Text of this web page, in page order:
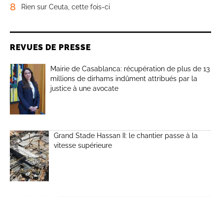
8 Rien sur Ceuta, cette fois-ci
REVUES DE PRESSE
Mairie de Casablanca: récupération de plus de 13
millions de dirhams indûment attribués par la
justice à une avocate
Grand Stade Hassan II: le chantier passe à la
vitesse supérieure